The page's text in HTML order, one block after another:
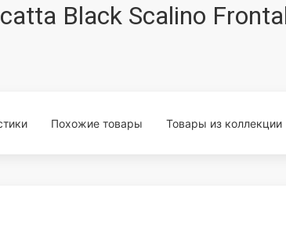
Black Scalino
Похожие товары Товары из коллекции